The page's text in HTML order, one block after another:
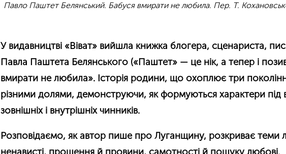
Павло Паштет Белянський. Бабуся вмирати не любила. Пер. Т.
У видавництві «Віват» вийшла книжка блогера, сценариста,
Павла Паштета Белянського («Паштет» — це нік, а тепер і
вмирати не любила». Історія родини, що охоплює три
різними долями, демонструючи, як формуються характери під
зовнішніх і внутрішніх чинників.
Розповідаємо, як автор пише про Луганщину, розкриває теми